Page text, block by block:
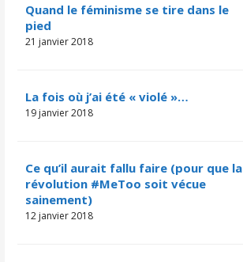
Quand le féminisme se tire dans le
pied
21 janvier 2018
La fois où j’ai été « violé »…
19 janvier 2018
Ce qu’il aurait fallu faire (pour que la
révolution #MeToo soit vécue
sainement)
12 janvier 2018